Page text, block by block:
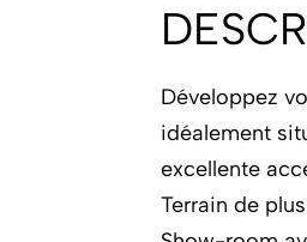
Développez
idéalement
excellente
Terrain de